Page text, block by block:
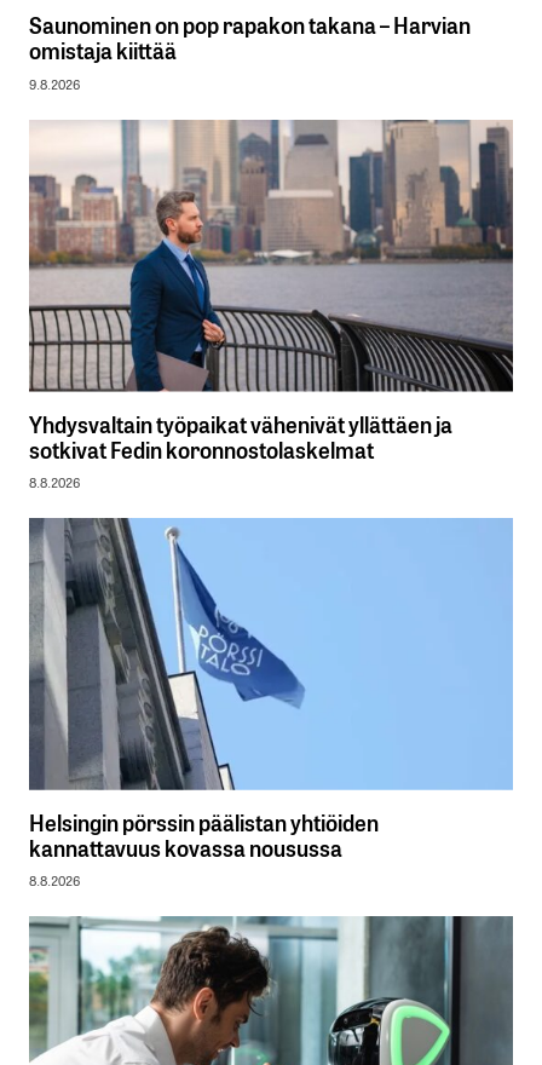
Saunominen on pop rapakon takana – Harvian
omistaja kiittää
9.8.2026
Yhdysvaltain työpaikat vähenivät yllättäen ja
sotkivat Fedin koronnostolaskelmat
8.8.2026
Helsingin pörssin päälistan yhtiöiden
kannattavuus kovassa nousussa
8.8.2026